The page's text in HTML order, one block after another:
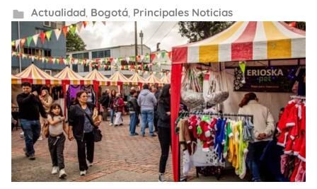
Actualidad, Bogotá, Principales Noticias